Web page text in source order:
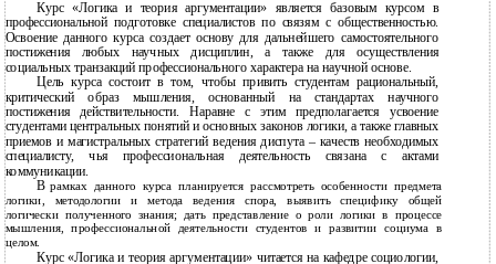
Курс «Логика и теория аргументации» является базовым курсом в
профессиональной подготовке специалистов по связям с общественностью.
Освоение данного курса создает основу для дальнейшего самостоятельного
постижения любых научных дисциплин, а также для осуществления
социальных транзакций профессионального характера на научной основе.
Цель курса состоит в том, чтобы привить студентам рациональный,
критический образ мышления, основанный на стандартах научного
постижения действительности. Наравне с этим предполагается усвоение
студентами центральных понятий и основных законов логики, а также главных
приемов и магистральных стратегий ведения диспута – качеств необходимых
специалисту, чья профессиональная деятельность связана с актами
коммуникации.
В рамках данного курса планируется рассмотреть особенности предмета
логики, методологии и метода ведения спора, выявить специфику общей
логически полученного знания; дать представление о роли логики в процессе
мышления, профессиональной деятельности студентов и развитии социума в
целом.
Курс «Логика и теория аргументации» читается на кафедре социологии,